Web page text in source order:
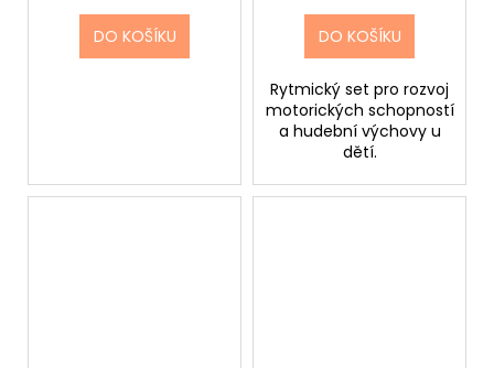
DO KOŠÍKU DO KOŠÍKU
Rytmický set pro rozvoj
motorických schopností
a hudební výchovy u
dětí.